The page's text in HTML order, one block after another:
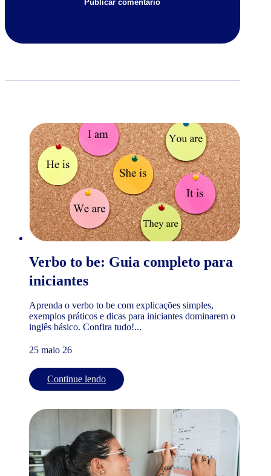
Verbo to be: Guia completo para
iniciantes
Aprenda o verbo to be com explicações simples,
exemplos práticos e dicas para iniciantes dominarem o
inglês básico. Confira tudo!...
25 maio 26
Continue lendo